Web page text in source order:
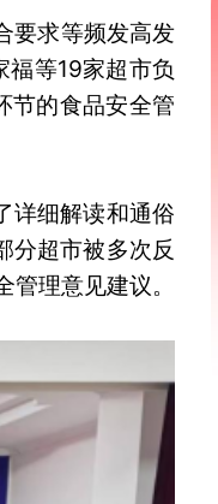
要求等频发高发
福等19家超市负
节的食品安全管
详细解读和通俗
分超市被多次反
理意见建议。